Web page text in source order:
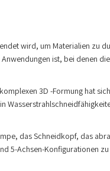
wird, um Materialien zu
ist, bei denen
3D -Formung hat
das Schneidkopf, das
5-Achsen-Konfigurationen